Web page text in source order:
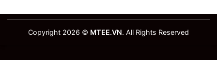
Copyright 2026 © MTEE.VN. All Rights Reserved